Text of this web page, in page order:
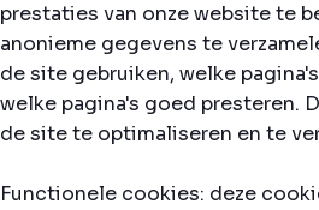
prestaties van onze website te
anonieme gegevens te
de site gebruiken, welke
welke pagina's goed presteren.
de site te optimaliseren en te
Functionele cookies: deze